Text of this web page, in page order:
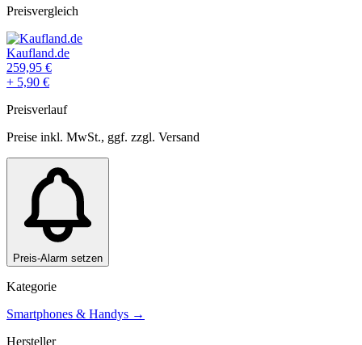
Preisvergleich
Kaufland.de
259,95 €
+ 5,90 €
Preisverlauf
Preise inkl. MwSt., ggf. zzgl. Versand
Preis-Alarm setzen
Kategorie
Smartphones & Handys →
Hersteller